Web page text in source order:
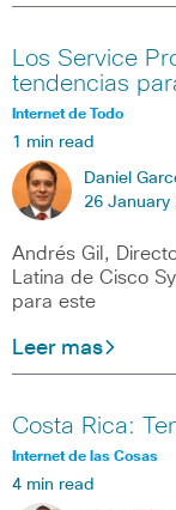
Los Service
tendencias
Internet de Todo
1 min read
Daniel
26 January
Andrés Gil,
Latina de Cisco
para este
Leer mas
Costa Rica:
Internet de las Cosas
4 min read